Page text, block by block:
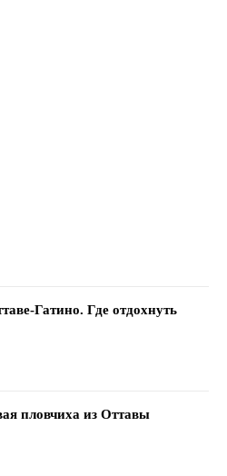
Гатино. Где отдохнуть
пловчиха из Оттавы